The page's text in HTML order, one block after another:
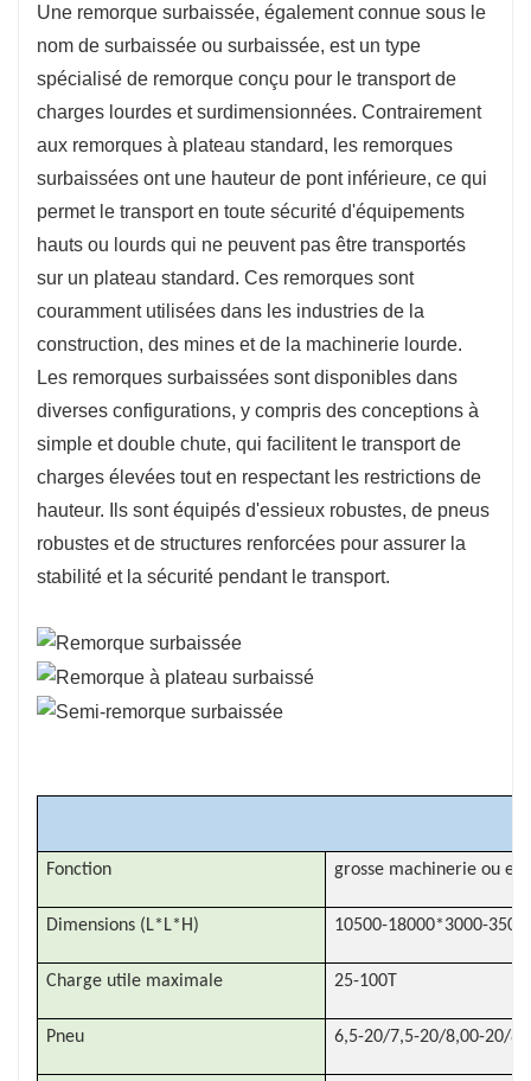
supplémentaire.
Conformité aux réglementations en matière de hauteur
: le profil plus bas de la remorque lui permet de
transporter des charges plus hautes sans dépasser les
limites de hauteur fixées par la réglementation
routière, ce qui la rend adaptée à divers itinéraires de
transport.
Durabilité et résistance : Construites à partir de
matériaux à haute résistance, les remorques
longévité et fiabilité.
Options personnalisables : De nombreux fabricants
proposent des fonctionnalités personnalisables telles
que des rampes réglables, des cols de cygne
amovibles et diverses configurations d'essieux pour
répondre à des besoins de transport spécifiques.
Une remorque surbaissée, également connue sous le
nom de surbaissée ou surbaissée, est un type
spécialisé de remorque conçu pour le transport de
charges lourdes et surdimensionnées. Contrairement
aux remorques à plateau standard, les remorques
surbaissées ont une hauteur de pont inférieure, ce qui
permet le transport en toute sécurité d'équipements
hauts ou lourds qui ne peuvent pas être transportés
sur un plateau standard. Ces remorques sont
couramment utilisées dans les industries de la
construction, des mines et de la machinerie lourde.
Les remorques surbaissées sont disponibles dans
diverses configurations, y compris des conceptions à
simple et double chute, qui facilitent le transport de
charges élevées tout en respectant les restrictions de
hauteur. Ils sont équipés d'essieux robustes, de pneus
robustes et de structures renforcées pour assurer la
stabilité et la sécurité pendant le transport.
Fonction grosse machinerie ou
Dimensions (L*L*H) 10500-18000*3000-
Charge utile maximale 25-100T
Pneu 6,5-20/7,5-20/8,00-20/